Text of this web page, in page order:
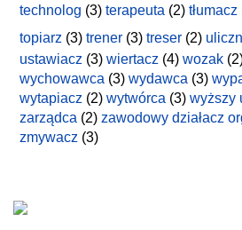
technolog (3) terapeuta (2) tłumacz
topiarz (3) trener (3) treser (2)
ustawiacz (3) wiertacz (4) wozak
wychowawca (3) wydawca (3)
wytapiacz (2) wytwórca (3) wyższy
zarządca (2) zawodowy działacz
zmywacz (3)